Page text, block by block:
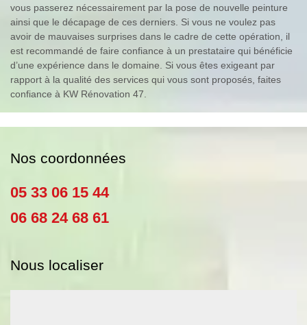
vous passerez nécessairement par la pose de nouvelle peinture
ainsi que le décapage de ces derniers. Si vous ne voulez pas
avoir de mauvaises surprises dans le cadre de cette opération, il
est recommandé de faire confiance à un prestataire qui bénéficie
d’une expérience dans le domaine. Si vous êtes exigeant par
rapport à la qualité des services qui vous sont proposés, faites
confiance à KW Rénovation 47.
Nos coordonnées
05 33 06 15 44
06 68 24 68 61
Nous localiser